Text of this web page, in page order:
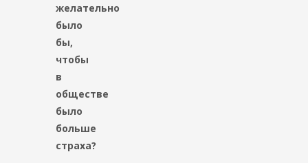
желательно
было
бы,
чтобы
в
обществе
было
больше
страха?